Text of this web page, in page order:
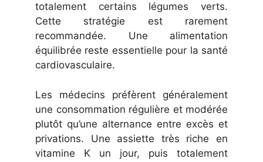
totalement certains légumes verts.
Cette stratégie est rarement
recommandée. Une alimentation
équilibrée reste essentielle pour la santé
cardiovasculaire.
Les médecins préfèrent généralement
une consommation régulière et modérée
plutôt qu’une alternance entre excès et
privations. Une assiette très riche en
vitamine K un jour, puis totalement